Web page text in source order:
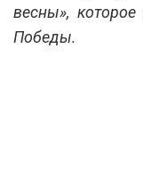
весны»,
Победы.